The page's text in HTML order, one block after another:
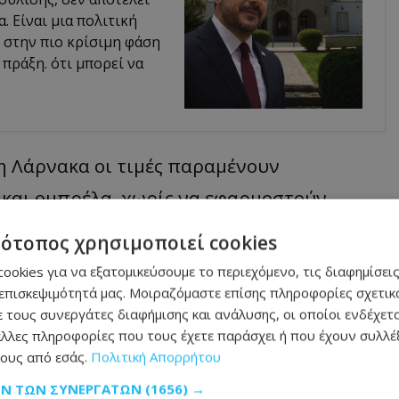
μια πολιτική
πιο κρίσιμη φάση
πράξη. ότι μπορεί να
Λάρνακα οι τιμές παραμένουν
ομπρέλα, χωρίς να εφαρμοστούν
ελεύθερη επαρχία Αμμοχώστου οι
τη ξαπλώστρα και στα 3 ευρώ για την
Νάπας οι χρεώσεις εφαρμόζονται ήδη.
και Πάφο. Στη Λεμεσό, το ανώτατο
ευρώ για τη ξαπλώστρα και στα 3 ευρώ
χρησιμοποιεί cookies
για να εξατομικεύσουμε το περιεχόμενο, τις
μας. Μοιραζόμαστε επίσης πληροφορίες
συνεργάτες διαφήμισης και ανάλυσης, οι οποίοι
πληροφορίες που τους έχετε παράσχει ή που έχουν
από εσάς. Πολιτική Απορρήτου
ΤΩΝ ΣΥΝΕΡΓΑΤΏΝ (1656) →